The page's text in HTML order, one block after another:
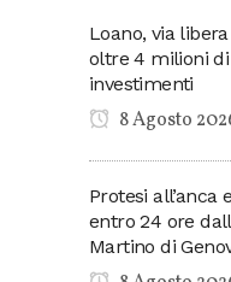
Loano, via
oltre 4 milioni
investimenti
8 Agosto
Protesi all’anca
entro 24 ore
Martino di